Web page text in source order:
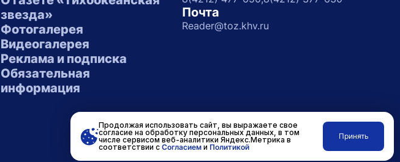
звезда»
Фотогалерея
Видеогалерея
Реклама и подписка
Обязательная
информация
Почта
Reader@toz.khv.ru
Разработано вRASA
Продолжая использовать сайт, вы выражаете свое
согласие на обработку персональных данных, в том
числе сервисом веб-аналитики Яндекс.Метрика в
соответствии с Согласиеми Политикой
Принять